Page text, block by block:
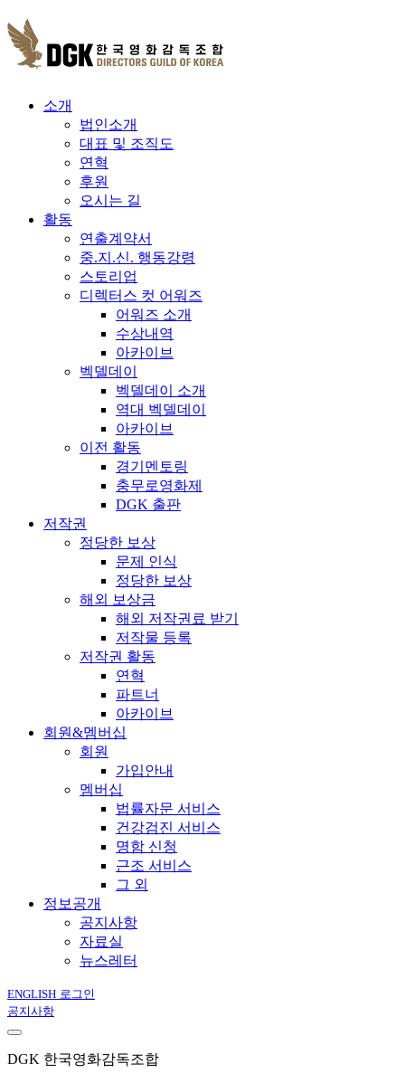
소개
법인소개
대표 및 조직도
연혁
후원
오시는 길
활동
연출계약서
중.지.신. 행동강령
스토리업
디렉터스 컷 어워즈
어워즈 소개
수상내역
아카이브
벡델데이
벡델데이 소개
역대 벡델데이
아카이브
이전 활동
경기멘토링
충무로영화제
DGK 출판
저작권
정당한 보상
문제 인식
정당한 보상
해외 보상금
해외 저작권료 받기
저작물 등록
저작권 활동
연혁
파트너
아카이브
회원&멤버십
회원
가입안내
멤버십
법률자문 서비스
건강검진 서비스
명함 신청
근조 서비스
그 외
정보공개
공지사항
자료실
뉴스레터
ENGLISH 로그인
공지사항
DGK 한국영화감독조합